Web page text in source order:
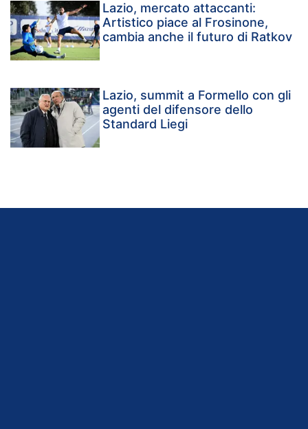
Lazio, mercato attaccanti:
Artistico piace al Frosinone,
cambia anche il futuro di Ratkov
Lazio, summit a Formello con gli
agenti del difensore dello
Standard Liegi